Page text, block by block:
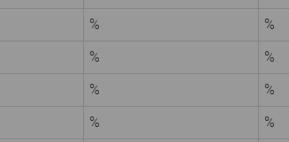
%
%
%
%
%
%
%
%